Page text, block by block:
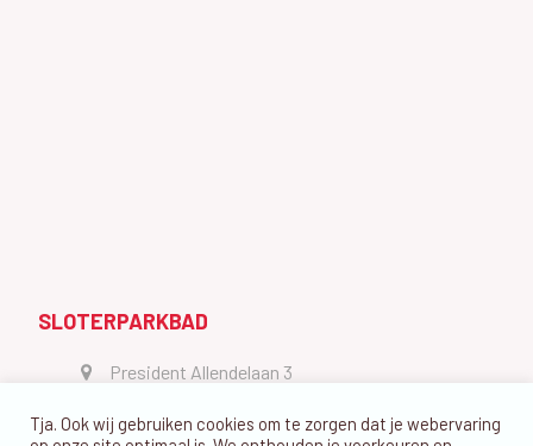
SLOTERPARKBAD
President Allendelaan 3
vragen@dedolfijn.com
Tja. Ook wij gebruiken cookies om te zorgen dat je webervaring